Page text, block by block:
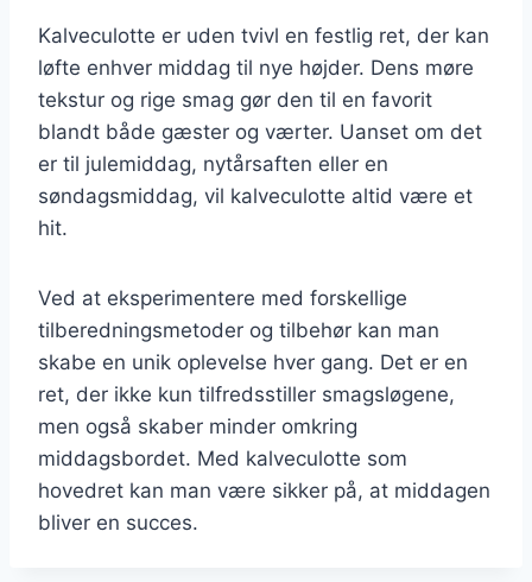
Kalveculotte er uden tvivl en festlig ret, der kan
løfte enhver middag til nye højder. Dens møre
tekstur og rige smag gør den til en favorit
blandt både gæster og værter. Uanset om det
er til julemiddag, nytårsaften eller en
søndagsmiddag, vil kalveculotte altid være et
hit.
Ved at eksperimentere med forskellige
tilberedningsmetoder og tilbehør kan man
skabe en unik oplevelse hver gang. Det er en
ret, der ikke kun tilfredsstiller smagsløgene,
men også skaber minder omkring
middagsbordet. Med kalveculotte som
hovedret kan man være sikker på, at middagen
bliver en succes.